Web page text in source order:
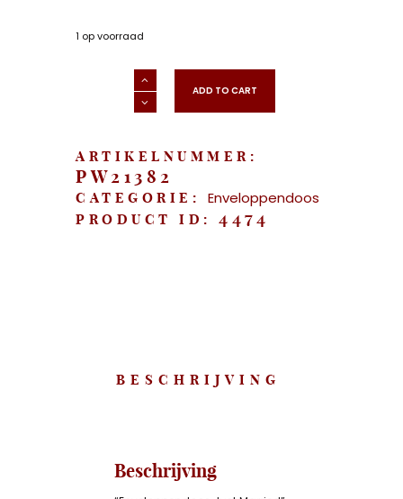
1 op voorraad
"Enveloppendoos
ADD TO CART
ARTIKELNUMMER:
PW21382
CATEGORIE: Enveloppendoos
PRODUCT ID: 4474
BESCHRIJVING
Beschrijving